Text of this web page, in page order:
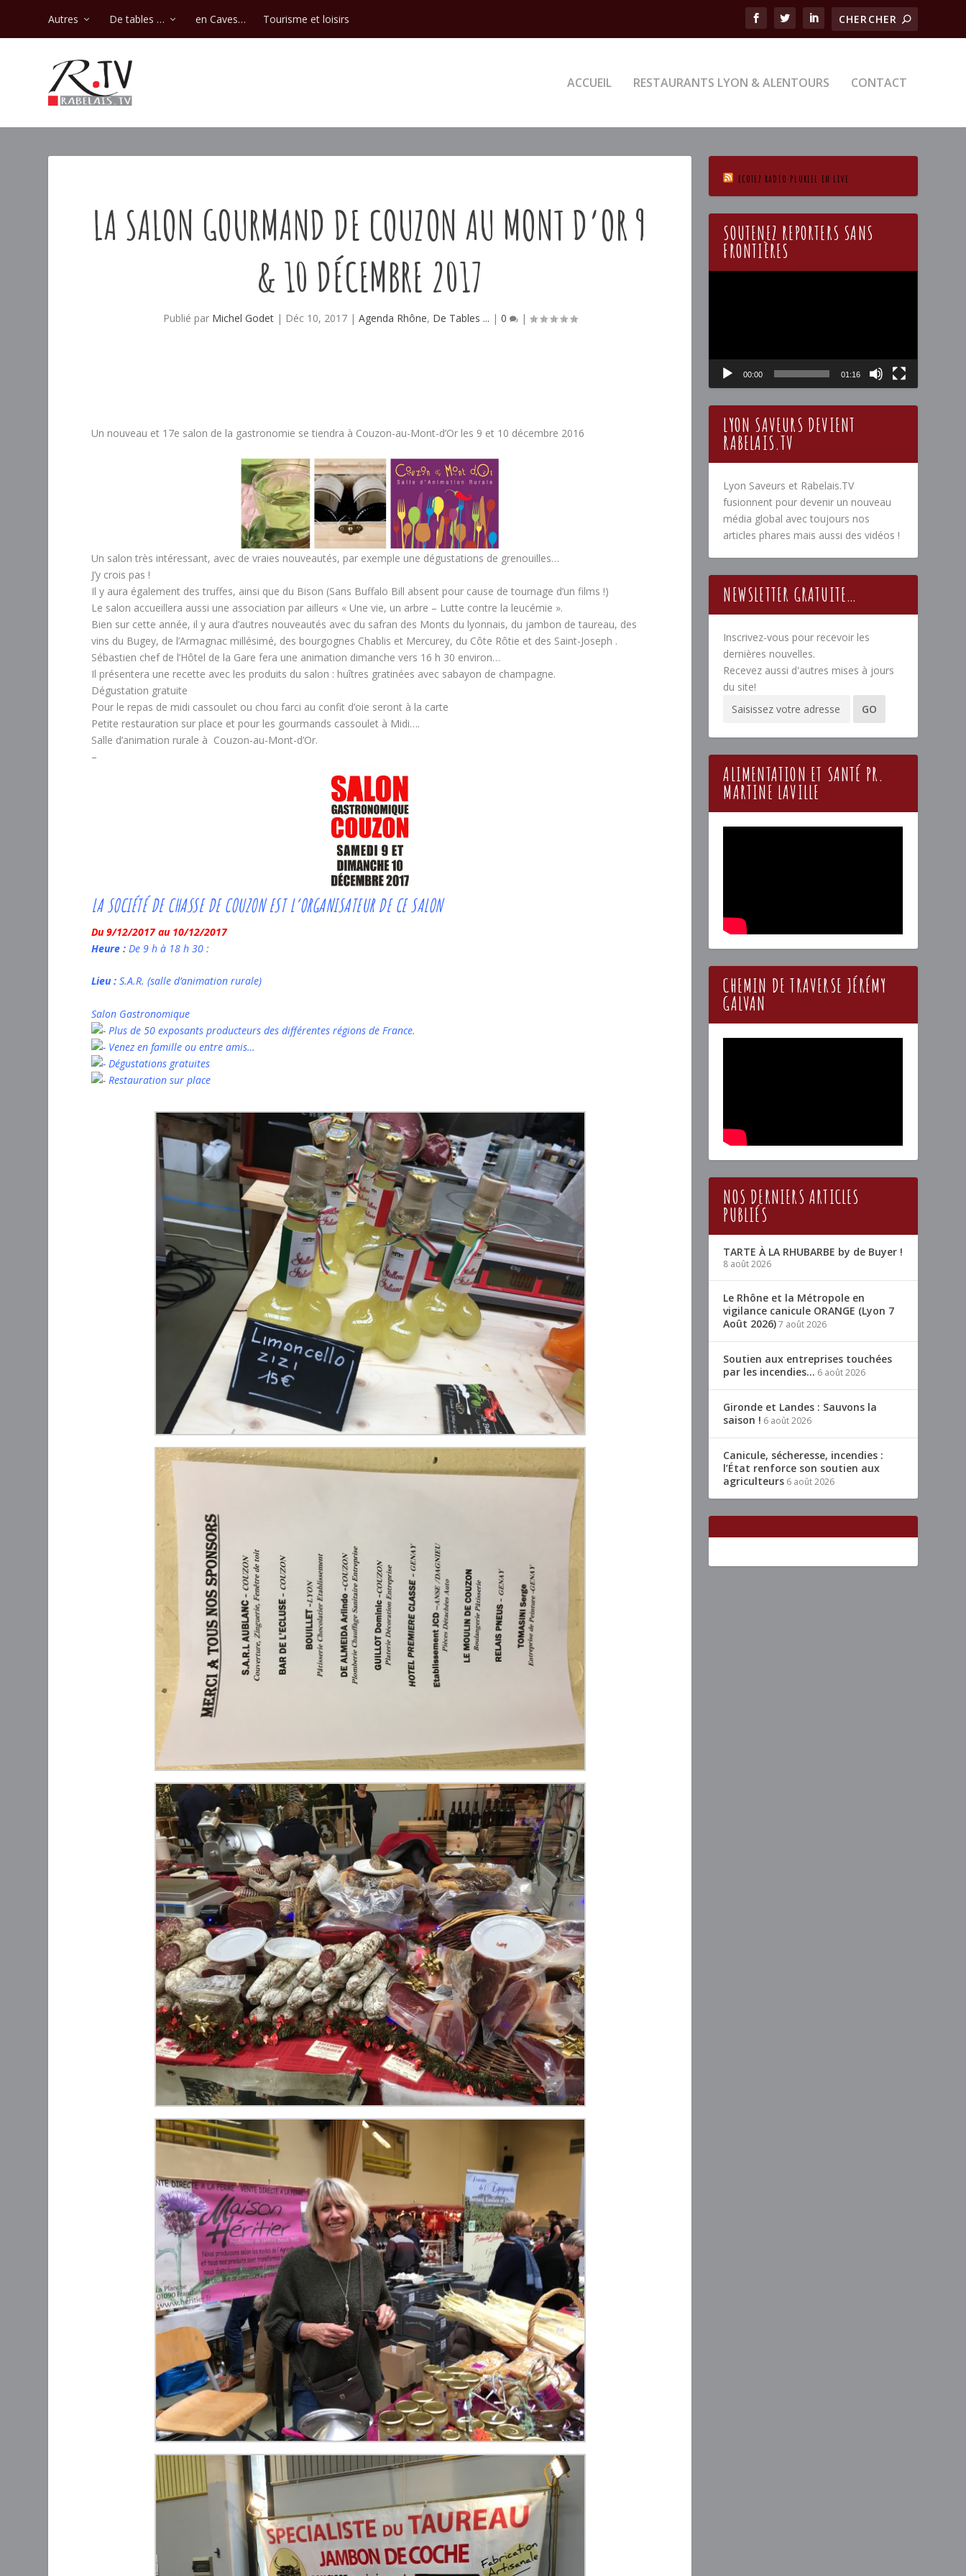
Autres De tables … en Caves… Tourisme et loisirs
ACCUEIL RESTAURANTS LYON & ALENTOURS CONTACT
LA SALON GOURMAND DE COUZON AU MONT D’OR 9
& 10 DÉCEMBRE 2017
Publié par Michel Godet| Déc 10, 2017| Agenda Rhône, De Tables ... | 0 |
Un nouveau et 17e salon de la gastronomie se tiendra à Couzon-au-Mont-d’Or les 9 et 10 décembre 2016
Un salon très intéressant, avec de vraies nouveautés, par exemple une dégustations de grenouilles…
J’y crois pas !
Il y aura également des truffes, ainsi que du Bison (Sans Buffalo Bill absent pour cause de tournage d’un films !)
Le salon accueillera aussi une association par ailleurs « Une vie, un arbre – Lutte contre la leucémie ».
Bien sur cette année, il y aura d’autres nouveautés avec du safran des Monts du lyonnais, du jambon de taureau, des
vins du Bugey, de l’Armagnac millésimé, des bourgognes Chablis et Mercurey, du Côte Rôtie et des Saint-Joseph .
Sébastien chef de l’Hôtel de la Gare fera une animation dimanche vers 16 h 30 environ…
Il présentera une recette avec les produits du salon : huîtres gratinées avec sabayon de champagne.
Dégustation gratuite
Pour le repas de midi cassoulet ou chou farci au confit d’oie seront à la carte
Petite restauration sur place et pour les gourmands cassoulet à Midi….
Salle d’animation rurale à Couzon-au-Mont-d’Or.
–
LA SOCIÉTÉ DE CHASSE DE COUZON EST L’ORGANISATEUR DE CE SALON
Du 9/12/2017 au 10/12/2017
Heure : De 9 h à 18 h 30 :
Lieu : S.A.R. (salle d’animation rurale)
Salon Gastronomique
Plus de 50 exposants producteurs des différentes régions de France.
Venez en famille ou entre amis…
Dégustations gratuites
Restauration sur place
ECOTEZ RADIO PLURIEL EN LIVE
SOUTENEZ REPORTERS SANS
FRONTIÈRES
00:00 01:16
LYON SAVEURS DEVIENT
RABELAIS.TV
Lyon Saveurs et Rabelais.TV
fusionnent pour devenir un nouveau
média global avec toujours nos
articles phares mais aussi des vidéos !
NEWSLETTER GRATUITE…
Inscrivez-vous pour recevoir les
dernières nouvelles.
Recevez aussi d'autres mises à jours
du site!
ALIMENTATION ET SANTÉ PR.
MARTINE LAVILLE
CHEMIN DE TRAVERSE JÉRÉMY
GALVAN
NOS DERNIERS ARTICLES
PUBLIÉS
TARTE À LA RHUBARBE by de Buyer !
8 août 2026
Le Rhône et la Métropole en
vigilance canicule ORANGE (Lyon 7
Août 2026)7 août 2026
Soutien aux entreprises touchées
par les incendies… 6 août 2026
Gironde et Landes : Sauvons la
saison ! 6 août 2026
Canicule, sécheresse, incendies :
l’État renforce son soutien aux
agriculteurs 6 août 2026